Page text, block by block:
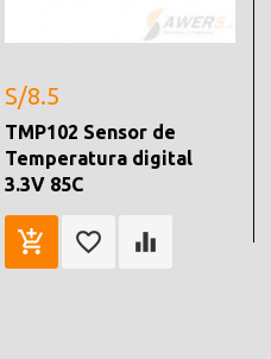
S/8.5
TMP102 Sensor de
Temperatura digital
3.3V 85C